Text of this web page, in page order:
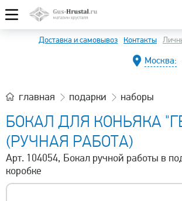
Доставка и самовывоз Контакты
Москва:
главная подарки наборы
БОКАЛ ДЛЯ КОНЬЯКА
(РУЧНАЯ РАБОТА)
Арт. 104054, Бокал ручной работы в
коробке